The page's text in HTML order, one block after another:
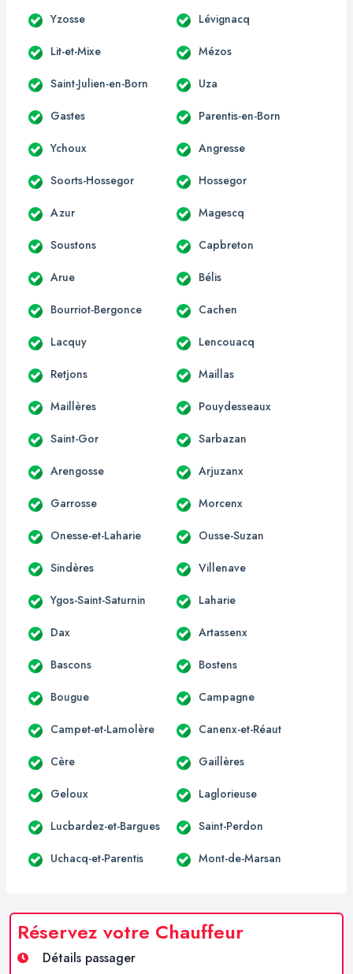
Yzosse Lévignacq
Lit-et-Mixe Mézos
Saint-Julien-en-Born Uza
Gastes Parentis-en-Born
Ychoux Angresse
Soorts-Hossegor Hossegor
Azur Magescq
Soustons Capbreton
Arue Bélis
Bourriot-Bergonce Cachen
Lacquy Lencouacq
Retjons Maillas
Maillères Pouydesseaux
Saint-Gor Sarbazan
Arengosse Arjuzanx
Garrosse Morcenx
Onesse-et-Laharie Ousse-Suzan
Sindères Villenave
Ygos-Saint-Saturnin Laharie
Dax Artassenx
Bascons Bostens
Bougue Campagne
Campet-et-Lamolère Canenx-et-Réaut
Cère Gaillères
Geloux Laglorieuse
Lucbardez-et-Bargues Saint-Perdon
Uchacq-et-Parentis Mont-de-Marsan
Réservez votre Chauffeur
Détails passager